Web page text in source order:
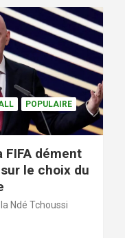
POPULAIRE
FIFA dément
le choix du
Ndé Tchoussi